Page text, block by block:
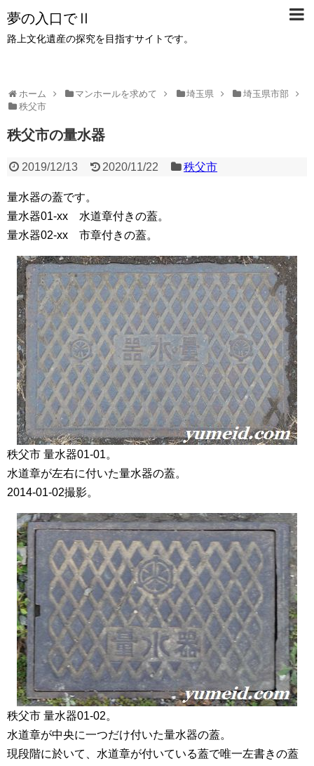
夢の入口でⅡ
路上文化遺産の探究を目指すサイトです。
ホーム マンホールを求めて 埼玉県
埼玉県市部
秩父市
秩父市の量水器
2019/12/13 2020/11/22 秩父市
量水器の蓋です。
量水器01-xx 水道章付きの蓋。
量水器02-xx 市章付きの蓋。
秩父市 量水器01-01。
水道章が左右に付いた量水器の蓋。
2014-01-02撮影。
秩父市 量水器01-02。
水道章が中央に一つだけ付いた量水器の蓋。
現段階に於いて、水道章が付いている蓋で唯一左書きの蓋